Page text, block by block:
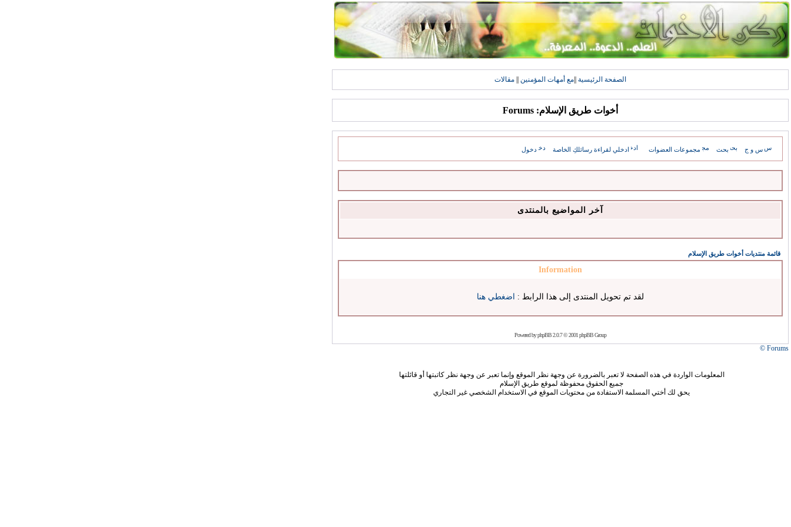
الصفحة الرئيسية مع أمهات المؤمنين مقالات
أخوات طريق الإسلام: Forums
س و ج بحث مجموعات العضوات ادخلي لقراءة رسائلكِ الخاصة دخول
آخر المواضيع بالمنتدى
قائمة منتديات أخوات طريق الإسلام
Information
لقد تم تحويل المنتدى إلى هذا الرابط : اضغطي هنا
Powered byphpBB2.0.7 © 2001 phpBB Group
Forums ©
المعلومات الواردة في هذه الصفحة لا تعبر بالضرورة عن وجهة نظر الموقع وإنما تعبر عن وجهة نظر كاتبتها أو قائلتها
جميع الحقوق محفوظة لموقع طريق الإسلام
يحق لك أختي المسلمة الاستفادة من محتويات الموقع في الاستخدام الشخصي غير التجاري